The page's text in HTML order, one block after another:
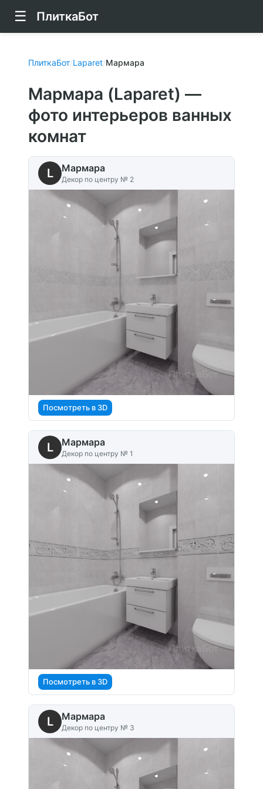
☰ ПлиткаБот
ПлиткаБот/Laparet/Мармара
Мармара (Laparet) —
фото интерьеров ванных
комнат
L Мармара
Декор по центру № 2
Посмотреть в 3D
L Мармара
Декор по центру № 1
Посмотреть в 3D
L Мармара
Декор по центру № 3